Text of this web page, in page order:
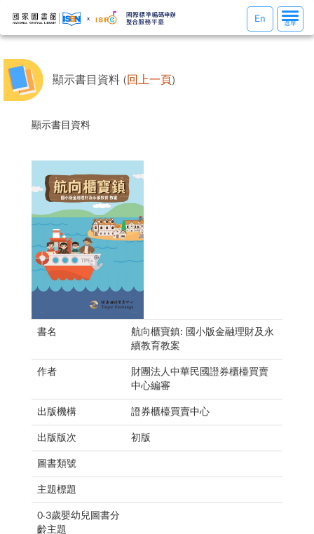
選
單
選單
En
顯示書目資料 (回上一頁)
顯示書目資料
書名
航向櫃寶鎮: 國小版金融理財及永
續教育教案
作者
財團法人中華民國證券櫃檯買賣
中心編審
出版機構 證券櫃檯買賣中心
出版版次 初版
圖書類號
主題標題
0-3歲嬰幼兒圖書分
齡主題